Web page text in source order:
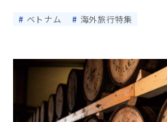
ベトナム 海外旅行特集